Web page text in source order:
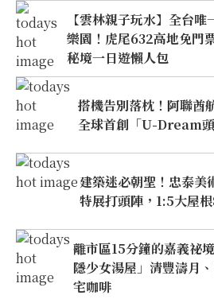
【雲林親子玩水】全台
樂園！虎尾632高地免門
秘境一日遊懶人包
搭機告別落枕！阿聯酋
全球首創「U-Dream
建築迷必朝聖！忠泰美
特展打頭陣，1:5大屋
離市區15分鐘的嘉義祕
隱少女湯屋」清豐濤月
宅咖啡